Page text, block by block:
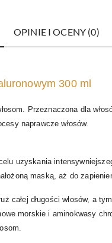
OPINIE I OCENY (0)
300 ml
Przeznaczona dla
naprawcze włosów.
uzyskania
maską, aż do
całej długości włosów, a
morskie i aminokwasy